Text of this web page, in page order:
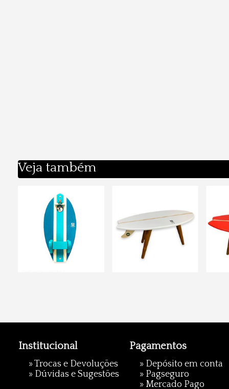
Veja também
Institucional
»Trocas e Devoluções
» Dúvidas e Sugestões
Pagamentos
» Depósito em conta
» Pagseguro
» Mercado Pago